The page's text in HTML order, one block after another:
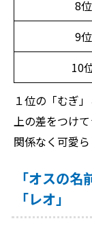
8位
9位
10
１位の「むぎ
上の差をつけ
関係なく可愛ら
「オスの
「レオ」